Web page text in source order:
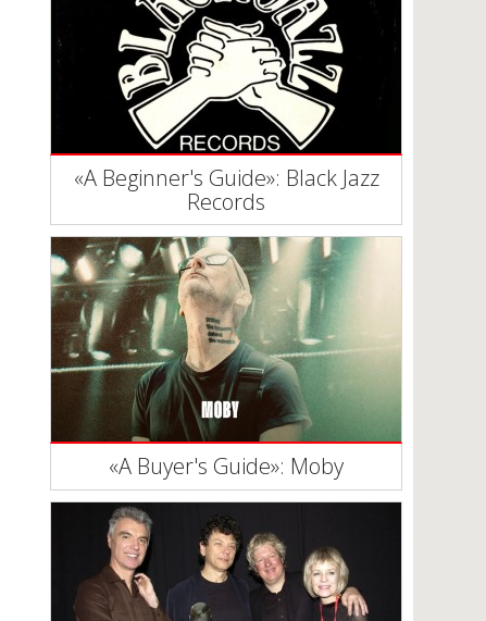
«A Beginner's Guide»: Black Jazz
Records
«A Buyer's Guide»: Moby